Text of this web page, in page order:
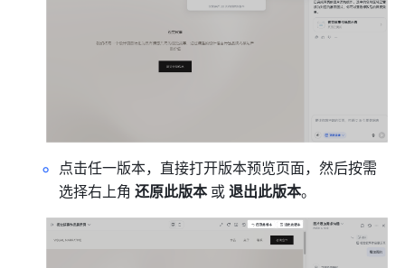
点击任一版本，直接打开版本预览页面，然后按需
选择右上角 还原此版本 或 退出此版本。